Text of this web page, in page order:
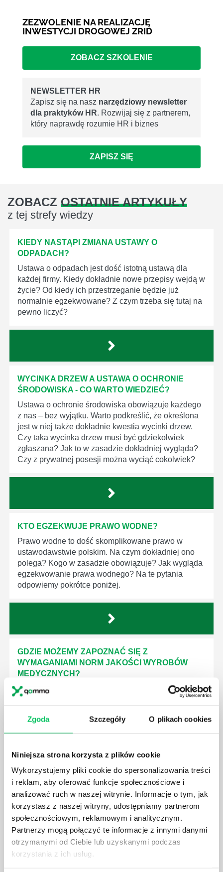
Zgoda Szczegóły O plikach cookies
Niniejsza strona korzysta z plików cookie
Wykorzystujemy pliki cookie do spersonalizowania treści
i reklam, aby oferować funkcje społecznościowe i
analizować ruch w naszej witrynie. Informacje o tym, jak
korzystasz z naszej witryny, udostępniamy partnerom
społecznościowym, reklamowym i analitycznym.
Partnerzy mogą połączyć te informacje z innymi danymi
otrzymanymi od Ciebie lub uzyskanymi podczas
korzystania z ich usług.
ZEZWOLENIE NA REALIZACJĘ
INWESTYCJI DROGOWEJ ZRID
ZOBACZ SZKOLENIE
NEWSLETTER HR
Zapisz się na nasz narzędziowy newsletter
dla praktyków HR. Rozwijaj się z partnerem,
który naprawdę rozumie HR i biznes
ZAPISZ SIĘ
ZOBACZ OSTATNIE ARTYKUŁY
z tej strefy wiedzy
KIEDY NASTĄPI ZMIANA USTAWY O
ODPADACH?
Ustawa o odpadach jest dość istotną ustawą dla
każdej firmy. Kiedy dokładnie nowe przepisy wejdą w
życie? Od kiedy ich przestrzeganie będzie już
normalnie egzekwowane? Z czym trzeba się tutaj na
pewno liczyć?
WYCINKA DRZEW A USTAWA O OCHRONIE
ŚRODOWISKA - CO WARTO WIEDZIEĆ?
Ustawa o ochronie środowiska obowiązuje każdego
z nas – bez wyjątku. Warto podkreślić, że określona
jest w niej także dokładnie kwestia wycinki drzew.
Czy taka wycinka drzew musi być gdziekolwiek
zgłaszana? Jak to w zasadzie dokładniej wygląda?
Czy z prywatnej posesji można wyciąć cokolwiek?
KTO EGZEKWUJE PRAWO WODNE?
Prawo wodne to dość skomplikowane prawo w
ustawodawstwie polskim. Na czym dokładniej ono
polega? Kogo w zasadzie obowiązuje? Jak wygląda
egzekwowanie prawa wodnego? Na te pytania
odpowiemy pokrótce poniżej.
GDZIE MOŻEMY ZAPOZNAĆ SIĘ Z
WYMAGANIAMI NORM JAKOŚCI WYROBÓW
MEDYCZNYCH?
W związku z ogromnym rozwojem dzisiejszego
społeczeństwa wprowadzane jest coraz więcej reguł,
dziedziny gospodarki. Dzięki nim wszystkie firmy
będą zobowiązane przestrzegać zasad, których
produktów, które trafiają do klientów.
CZYM ZAJMUJE SIĘ AUDYTOR WEWNĘTRZNY
LABORATORIUM?
W każdym miejscu pracy osoby zatrudnione na
poszczególne stanowiska muszą wykonywać